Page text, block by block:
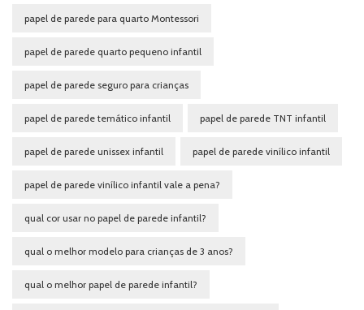
papel de parede para quarto Montessori
papel de parede quarto pequeno infantil
papel de parede seguro para crianças
papel de parede temático infantil papel de parede TNT infantil
papel de parede unissex infantil papel de parede vinílico infantil
papel de parede vinílico infantil vale a pena?
qual cor usar no papel de parede infantil?
qual o melhor modelo para crianças de 3 anos?
qual o melhor papel de parede infantil?